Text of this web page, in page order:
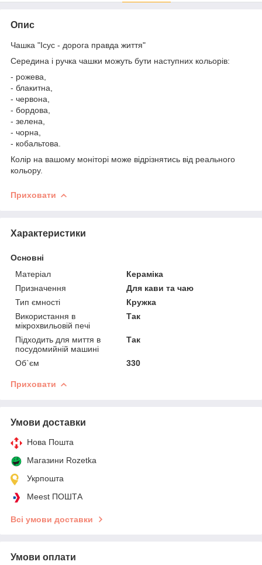
Опис
Чашка "Ісус - дорога правда життя"
Середина і ручка чашки можуть бути наступних кольорів:
- рожева,
- блакитна,
- червона,
- бордова,
- зелена,
- чорна,
- кобальтова.
Колір на вашому моніторі може відрізнятись від реального
кольору.
Приховати
Характеристики
Основні
Матеріал
Кераміка
Призначення
Для кави та чаю
Тип ємності
Кружка
Використання в
мікрохвильовій печі
Так
Підходить для миття в
посудомийній машині
Так
Об`єм 330
Приховати
Умови доставки
Нова Пошта
Магазини Rozetka
Укрпошта
Meest ПОШТА
Всі умови доставки
Умови оплати